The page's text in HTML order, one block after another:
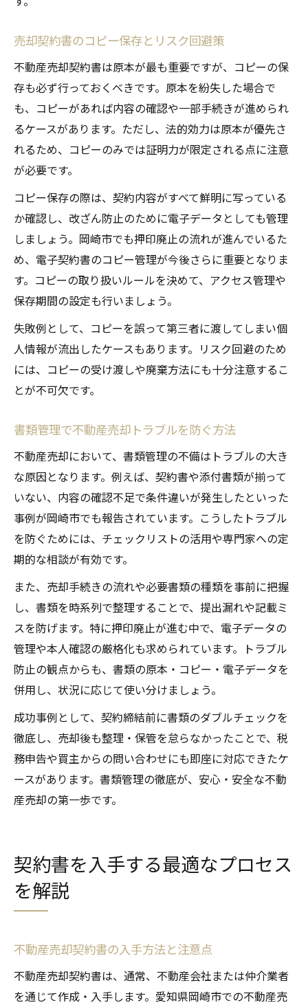
売却契約書のコピー保存とリスク回避策
不動産売却契約書は原本が最も重要ですが、コピーの保
存も必ず行っておくべきです。原本を紛失した場合で
も、コピーがあれば内容の確認や一部手続きが進められ
るケースがあります。ただし、法的効力は原本が優先さ
れるため、コピーのみでは証明力が限定される点に注意
が必要です。
コピー保存の際は、契約内容がすべて鮮明に写っている
か確認し、改ざん防止のために電子データとしても管理
しましょう。岡崎市でも押印廃止の流れが進んでいるた
め、電子契約書のコピー管理が今後さらに重要となりま
す。コピーの取り扱いルールを決めて、アクセス管理や
保存期間の設定も行いましょう。
失敗例として、コピーを誤って第三者に渡してしまい個
人情報が流出したケースもあります。リスク回避のため
には、コピーの受け渡しや廃棄方法にも十分注意するこ
とが不可欠です。
書類管理で不動産売却トラブルを防ぐ方法
不動産売却において、書類管理の不備はトラブルの大き
な原因となります。例えば、契約書や添付書類が揃って
いない、内容の確認不足で条件違いが発生したといった
事例が岡崎市でも報告されています。こうしたトラブル
を防ぐためには、チェックリストの活用や専門家への定
期的な相談が有効です。
また、売却手続きの流れや必要書類の種類を事前に把握
し、書類を時系列で整理することで、提出漏れや記載ミ
スを防げます。特に押印廃止が進む中で、電子データの
管理や本人確認の厳格化も求められています。トラブル
防止の観点からも、書類の原本・コピー・電子データを
併用し、状況に応じて使い分けましょう。
成功事例として、契約締結前に書類のダブルチェックを
徹底し、売却後も整理・保管を怠らなかったことで、税
務申告や買主からの問い合わせにも即座に対応できたケ
ースがあります。書類管理の徹底が、安心・安全な不動
産売却の第一歩です。
契約書を入手する最適なプロセス
を解説
不動産売却契約書の入手方法と注意点
不動産売却契約書は、通常、不動産会社または仲介業者
を通じて作成・入手します。愛知県岡崎市での不動産売